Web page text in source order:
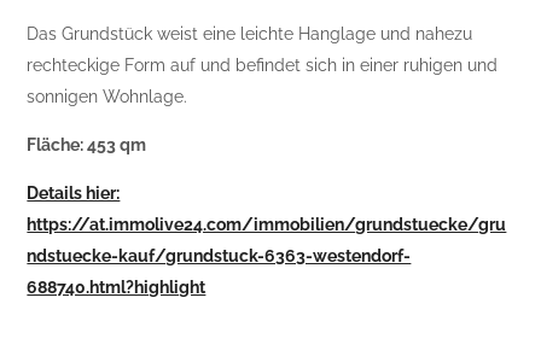
Das Grundstück weist eine leichte Hanglage und nahezu
rechteckige Form auf und befindet sich in einer ruhigen und
sonnigen Wohnlage.
Fläche: 453 qm
Details hier:
https://at.immolive24.com/immobilien/grundstuecke/gru
ndstuecke-kauf/grundstuck-6363-westendorf-
688740.html?highlight